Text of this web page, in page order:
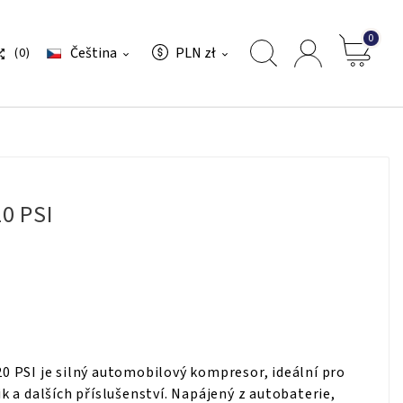
(0) Čeština  PLN zł 
0
PSI
PSI je silný automobilový kompresor, ideální pro
a dalších příslušenství. Napájený z autobaterie,